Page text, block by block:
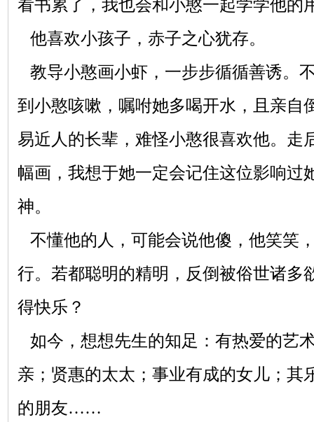
看书累了，我也会和小憨一起学学他的
他喜欢小孩子，赤子之心犹存。
教导小憨画小虾，一步步循循善诱。
到小憨咳嗽，嘱咐她多喝开水，且亲自
易近人的长辈，难怪小憨很喜欢他。走
幅画，我想于她一定会记住这位影响过
神。
不懂他的人，可能会说他傻，他笑笑
行。若都聪明的精明，反倒被俗世诸多
得快乐？
如今，想想先生的知足：有热爱的艺
亲；贤惠的太太；事业有成的女儿；其
的朋友……